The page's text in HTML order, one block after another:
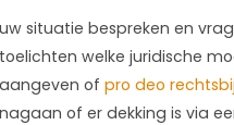
uw situatie bespreken en
toelichten welke juridische
aangeven of pro deo
nagaan of er dekking is via